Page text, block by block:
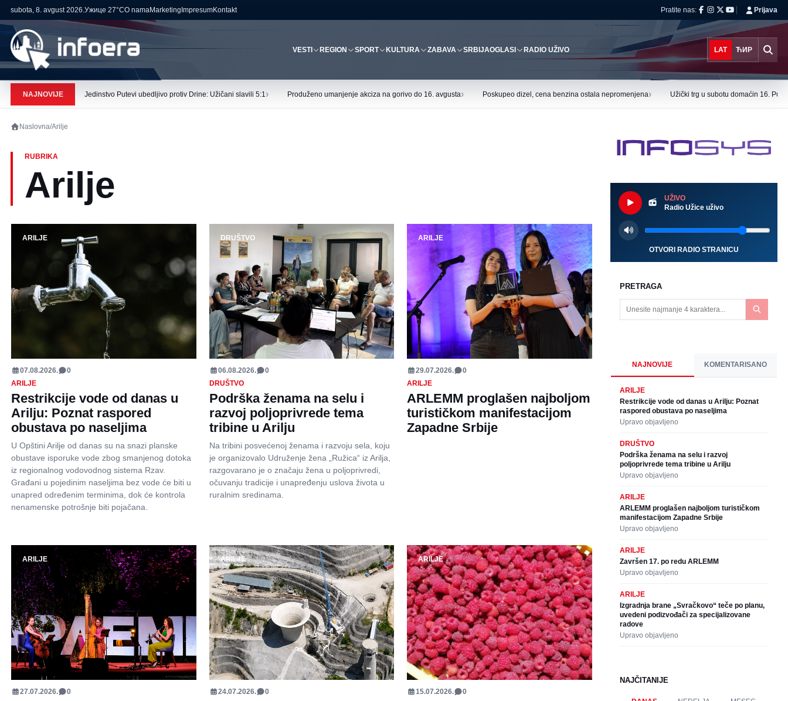
subota, 8. avgust 2026.Ужице 27°CO namaMarketing ImpresumKontakt Pratite nas: Prijava
VESTI REGION SPORT KULTURA ZABAVA SRBIJAOGLASI RADIO UŽIVO LAT ЋИР
NAJNOVIJE Jedinstvo Putevi ubedljivo protiv Drine: Užičani slavili 5:1› Produženo umanjenje akciza na gorivo do 16. avgusta› Poskupeo dizel, cena benzina ostala nepromenjena› Užički trg u subotu domaćin 16.
Naslovna/Arilje
RUBRIKA
Arilje
ARILJE
07.08.2026.
0
ARILJE
Restrikcije vode od danas u
Arilju: Poznat raspored
obustava po naseljima
U Opštini Arilje od danas su na snazi planske
obustave isporuke vode zbog smanjenog dotoka
iz regionalnog vodovodnog sistema Rzav.
Građani u pojedinim naseljima bez vode će biti u
unapred određenim terminima, dok će kontrola
nenamenske potrošnje biti pojačana.
DRUŠTVO
06.08.2026.
0
DRUŠTVO
Podrška ženama na selu i
razvoj poljoprivrede tema
tribine u Arilju
Na tribini posvećenoj ženama i razvoju sela, koju
je organizovalo Udruženje žena „Ružica“ iz Arilja,
razgovarano je o značaju žena u poljoprivredi,
očuvanju tradicije i unapređenju uslova života u
ruralnim sredinama.
ARILJE
29.07.2026.
0
ARILJE
ARLEMM proglašen najboljom
turističkom manifestacijom
Zapadne Srbije
ARILJE
27.07.2026.
0
ARILJE
24.07.2026.
0
ARILJE
15.07.2026.
0
UŽIVO
Radio Užice uživo
OTVORI RADIO STRANICU
PRETRAGA
NAJNOVIJE KOMENTARISANO
ARILJE
Restrikcije vode od danas u Arilju: Poznat
raspored obustava po naseljima
Upravo objavljeno
DRUŠTVO
Podrška ženama na selu i razvoj
poljoprivrede tema tribine u Arilju
Upravo objavljeno
ARILJE
ARLEMM proglašen najboljom turističkom
manifestacijom Zapadne Srbije
Upravo objavljeno
ARILJE
Završen 17. po redu ARLEMM
Upravo objavljeno
ARILJE
Izgradnja brane „Svračkovo“ teče po planu,
uvedeni podizvođači za specijalizovane
radove
Upravo objavljeno
NAJČITANIJE